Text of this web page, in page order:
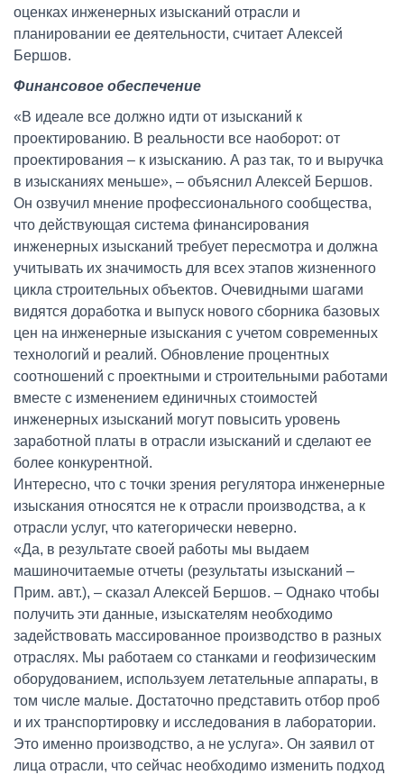
оценках инженерных изысканий отрасли и
планировании ее деятельности, считает Алексей
Бершов.
Финансовое обеспечение
«В идеале все должно идти от изысканий к
проектированию. В реальности все наоборот: от
проектирования – к изысканию. А раз так, то и выручка
в изысканиях меньше», – объяснил Алексей Бершов.
Он озвучил мнение профессионального сообщества,
что действующая система финансирования
инженерных изысканий требует пересмотра и должна
учитывать их значимость для всех этапов жизненного
цикла строительных объектов. Очевидными шагами
видятся доработка и выпуск нового сборника базовых
цен на инженерные изыскания с учетом современных
технологий и реалий. Обновление процентных
соотношений с проектными и строительными работами
вместе с изменением единичных стоимостей
инженерных изысканий могут повысить уровень
заработной платы в отрасли изысканий и сделают ее
более конкурентной.
Интересно, что с точки зрения регулятора инженерные
изыскания относятся не к отрасли производства, а к
отрасли услуг, что категорически неверно.
«Да, в результате своей работы мы выдаем
машиночитаемые отчеты (результаты изысканий –
Прим. авт.), – сказал Алексей Бершов. – Однако чтобы
получить эти данные, изыскателям необходимо
задействовать массированное производство в разных
отраслях. Мы работаем со станками и геофизическим
оборудованием, используем летательные аппараты, в
том числе малые. Достаточно представить отбор проб
и их транспортировку и исследования в лаборатории.
Это именно производство, а не услуга». Он заявил от
лица отрасли, что сейчас необходимо изменить подход